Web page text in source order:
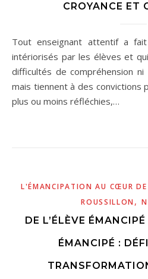
CROYANCE ET
Tout enseignant attentif a fait l’expérience d’obstacles
intériorisés par les élèves et
difficultés de compréhension
mais tiennent à des convictions
plus ou moins réfléchies,…
L'ÉMANCIPATION AU CŒUR
ROUSSILLON ,
DE L’ÉLÈVE
ÉMANCIPÉ :